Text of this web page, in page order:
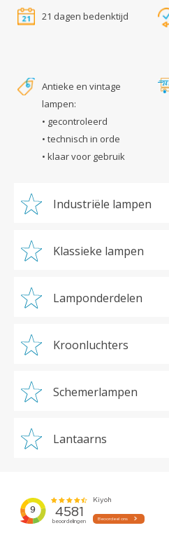
21 dagen bedenktijd
Antieke en vintage
lampen:
• gecontroleerd
• technisch in orde
• klaar voor gebruik
Industriële lampen
Klassieke lampen
Lamponderdelen
Kroonluchters
Schemerlampen
Lantaarns